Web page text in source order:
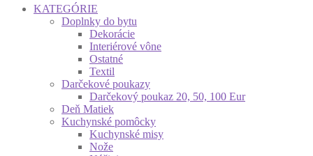
KATEGÓRIE
Doplnky do bytu
Dekorácie
Interiérové vône
Ostatné
Textil
Darčekové poukazy
Darčekový poukaz 20, 50, 100 Eur
Deň Matiek
Kuchynské pomôcky
Kuchynské misy
Nože